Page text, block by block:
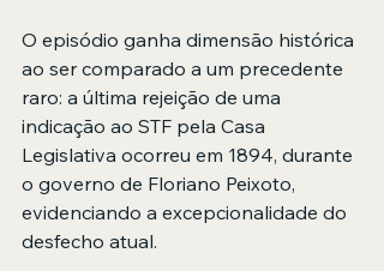
O episódio ganha dimensão histórica
ao ser comparado a um precedente
raro: a última rejeição de uma
indicação ao STF pela Casa
Legislativa ocorreu em 1894, durante
o governo de Floriano Peixoto,
evidenciando a excepcionalidade do
desfecho atual.